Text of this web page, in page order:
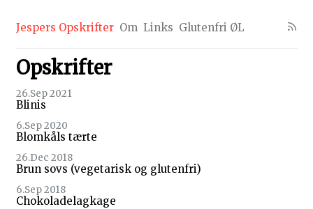
Jespers Opskrifter Om Links Glutenfri ØL
Opskrifter
26.Sep 2021
Blinis
6.Sep 2020
Blomkåls tærte
26.Dec 2018
Brun sovs (vegetarisk og glutenfri)
6.Sep 2018
Chokoladelagkage